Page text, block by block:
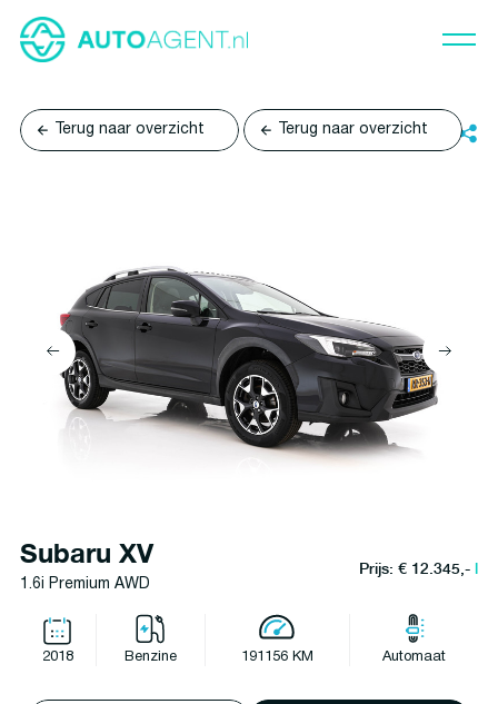
Terug naar overzicht Terug naar overzicht
Subaru XV
1.6i Premium AWD
Prijs: € 12.345,-l
2018 Benzine 191156 KM Automaat